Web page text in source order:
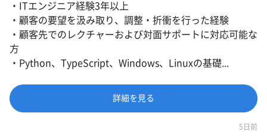
・ITエンジニア経験3年以上
・顧客の要望を汲み取り、調整・折衝を行った経験
・顧客先でのレクチャーおよび対面サポートに対応可能な
方
・Python、TypeScript、Windows、Linuxの基礎...
詳細を見る
5日前